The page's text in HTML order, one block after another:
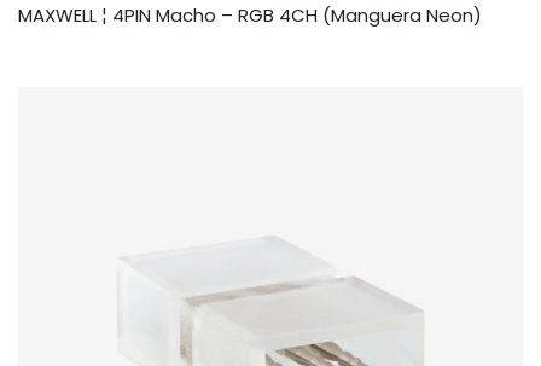
MAXWELL ¦ 4PIN Macho – RGB 4CH (Manguera Neon)